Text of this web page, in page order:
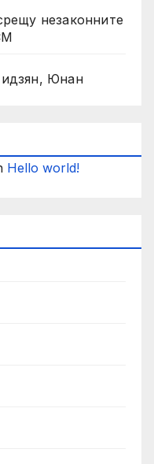
незаконните
Юнан
Hello world!